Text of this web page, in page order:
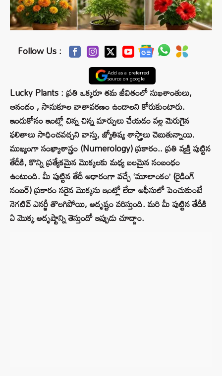
Follow Us :
Add as a preferred
source on google
Lucky Plants : ప్రతి ఒక్కరూ తమ జీవితంలో సుఖశాంతులు,
ఆనందం , సానుకూల వాతావరణం ఉండాలని కోరుకుంటారు.
ఇందుకోసం ఇంట్లో చిన్న చిన్న మార్పులు చేయడం వల్ల మెరుగైన
ఫలితాలు సాధించవచ్చని వాస్తు, జ్యోతిష్య శాస్త్రాలు చెబుతున్నాయి.
ముఖ్యంగా సంఖ్యాశాస్త్రం (Numerology) ప్రకారం.. ప్రతి వ్యక్తి పుట్టిన
తేదీకి, కొన్ని ప్రత్యేకమైన మొక్కలకు మధ్య బలమైన సంబంధం
ఉంటుంది. మీ పుట్టిన తేదీ ఆధారంగా వచ్చే ‘మూలాంకం’ (రైడింగ్
నంబర్) ప్రకారం సరైన మొక్కను ఇంట్లో లేదా ఆఫీసులో పెంచుకుంటే
నెగటివ్ ఎనర్జీ తొలగిపోయి, అదృష్టం వరిస్తుంది. మరి మీ పుట్టిన తేదీకి
ఏ మొక్క అదృష్టాన్ని తెస్తుందో ఇప్పుడు చూద్దాం.